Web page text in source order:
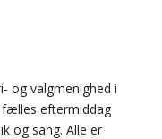
og valgmenighed i
fælles eftermiddag
og sang. Alle er